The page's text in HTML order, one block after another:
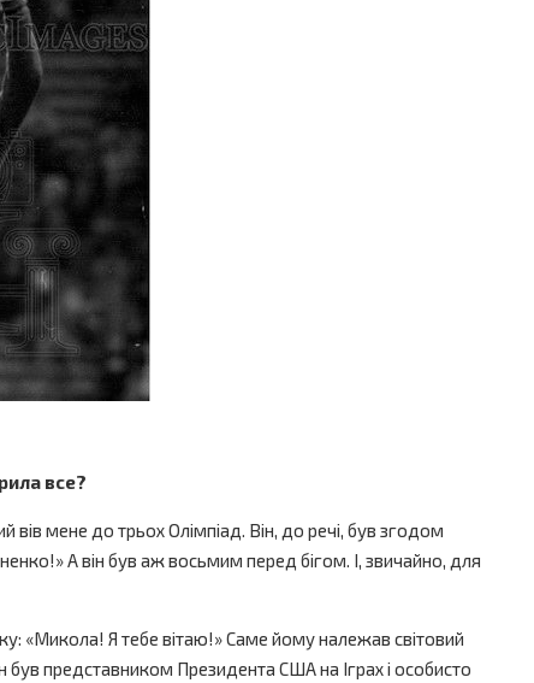
все?
вів мене до трьох Олімпіад. Він, до речі, був згодом
А він був аж восьмим перед бігом. І, звичайно, для
«Микола! Я тебе вітаю!» Саме йому належав світовий
представником Президента США на Іграх і особисто